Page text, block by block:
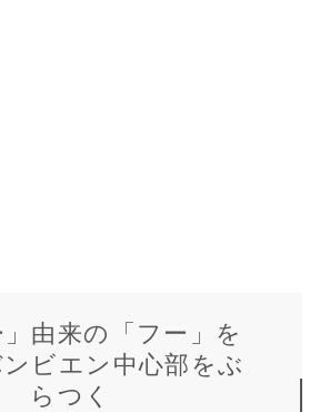
」由来の「フー」を
ビエン中心部をぶ
らつく